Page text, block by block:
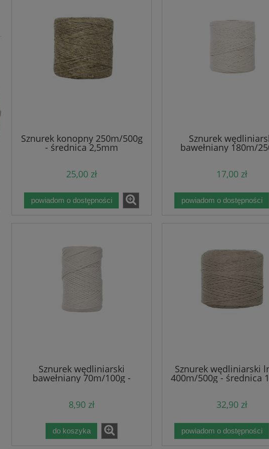
Sznurek bawełniany 5mm - Szary
(125) - z rdzeniem - 100m
19,50 zł
19,50 zł
do koszyka
Sznurek bawełniany 5mm -
jasny (100) - z rdzeniem -
Cena regularna: 19,50 zł
Najniższa cena:19,50 zł
do koszyka
Sznurek konopny 250m/500g
- średnica 2,5mm
25,00 zł
powiadom o dostępności
Sznurek
bawełniany 180m/
średnica 1,6mm
17,00 zł
powiadom o dostępności
Sznurek wędliniarski
bawełniany 70m/100g -
średnica 1,6mm
8,90 zł
do koszyka
Sznurek wędliniarski
400m/500g - średnica
32,90 zł
powiadom o dostępności